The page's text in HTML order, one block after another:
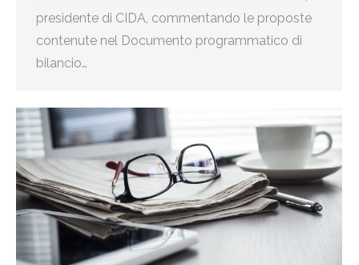
presidente di CIDA, commentando le proposte
contenute nel Documento programmatico di
bilancio…